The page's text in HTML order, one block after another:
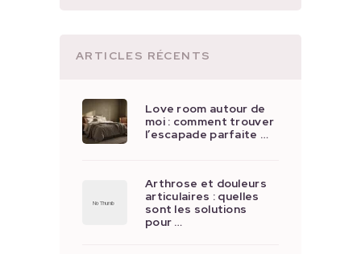
ARTICLES RÉCENTS
Love room autour de
moi : comment trouver
l’escapade parfaite …
Arthrose et douleurs
articulaires : quelles
sont les solutions
pour …